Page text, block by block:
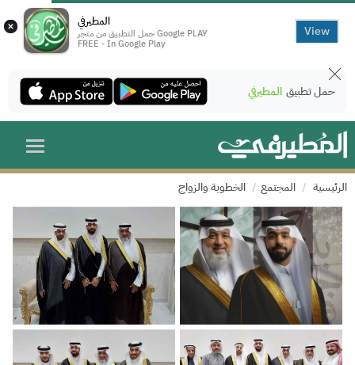
× المطيرفي
حمل التطبيق من متجر Google PLAY
FREE - In Google Play
View
حمل تطبيق المطيرفي
الرئيسية المجتمع الخطوبة والزواج